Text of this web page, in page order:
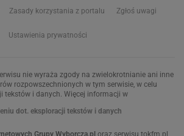
Zasady korzystania z portalu Zgłoś uwagi
Ustawienia prywatności
nie wyraża zgody na zwielokrotnianie ani inne
rozpowszechnionych w tym serwisie, w celu
tekstów i danych. Więcej informacji w
dot. eksploracji tekstów i danych
Grupy Wyborcza.pl oraz serwisu tokfm.pl